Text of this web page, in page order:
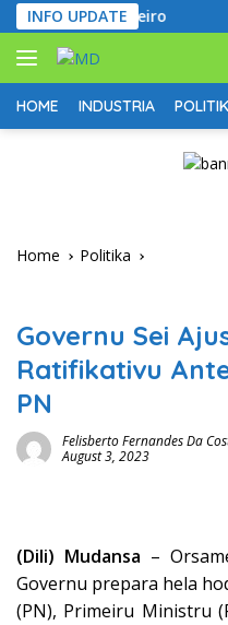
Skip
to
content
INFO UPDATE
Ribeiro
HOME INDUSTRIA
Home Politika
Governu Sei
Ratifikativu
PN
Felisberto Fernandes Da
August 3, 2023
(Dili) Mudansa –
Governu prepara hela
(PN), Primeiru Ministru